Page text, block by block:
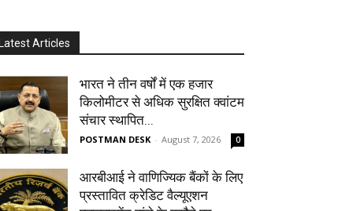
Articles
भारत ने तीन वर्षों में एक हजार
किलोमीटर से अधिक सुरक्षित क्वांटम
संचार स्थापित...
POSTMAN DESK - August 7, 2026 0
आरबीआई ने वाणिज्यिक बैंकों के लिए
प्रस्तावित क्रेडिट वैल्यूएशन